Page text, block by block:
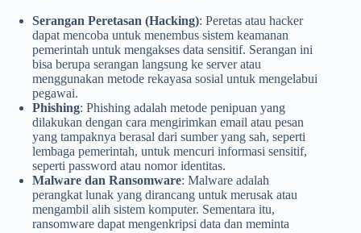
Serangan Peretasan (Hacking): Peretas atau hacker
dapat mencoba untuk menembus sistem keamanan
pemerintah untuk mengakses data sensitif. Serangan ini
bisa berupa serangan langsung ke server atau
menggunakan metode rekayasa sosial untuk mengelabui
pegawai.
Phishing: Phishing adalah metode penipuan yang
dilakukan dengan cara mengirimkan email atau pesan
yang tampaknya berasal dari sumber yang sah, seperti
lembaga pemerintah, untuk mencuri informasi sensitif,
seperti password atau nomor identitas.
Malware dan Ransomware: Malware adalah
perangkat lunak yang dirancang untuk merusak atau
mengambil alih sistem komputer. Sementara itu,
ransomware dapat mengenkripsi data dan meminta